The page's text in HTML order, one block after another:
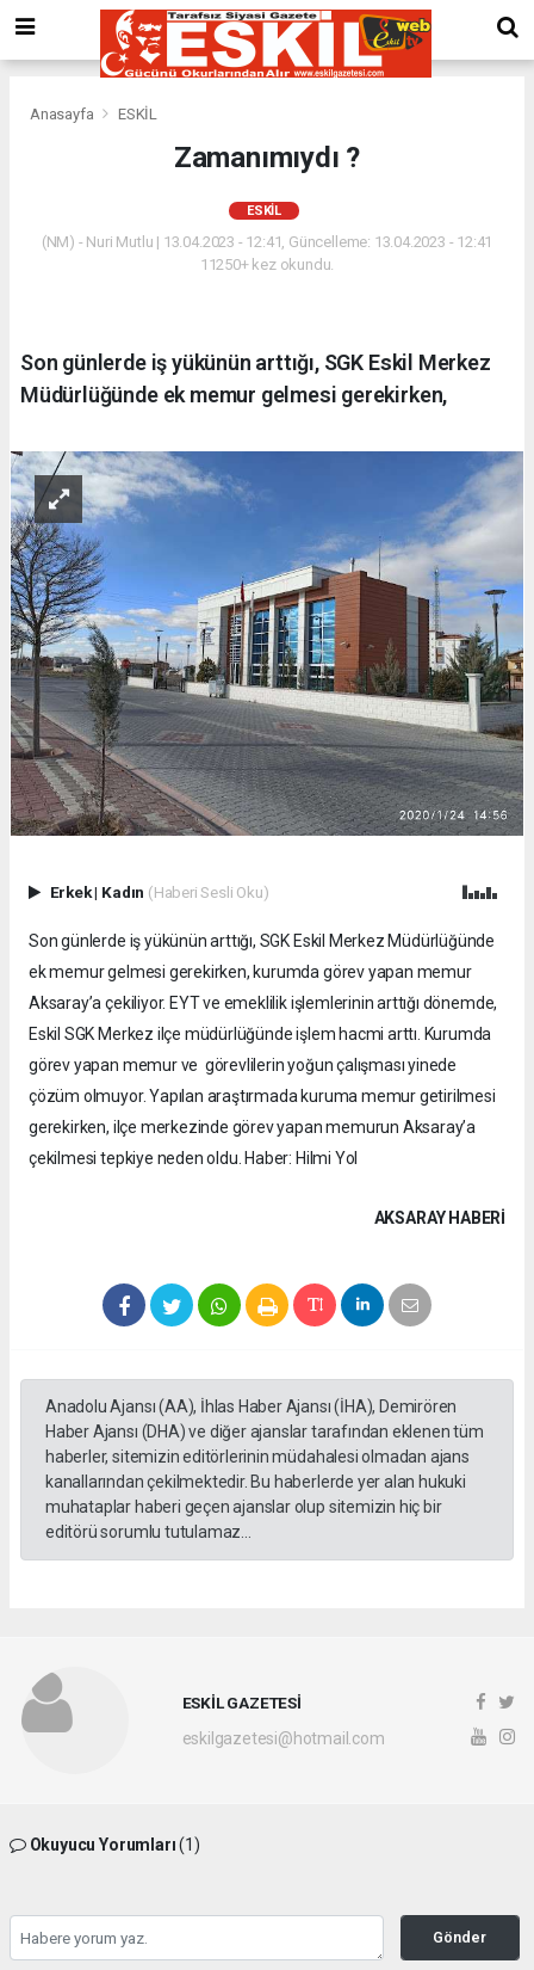
Anasayfa ESKİL
Zamanımıydı ?
ESKİL
(NM) - Nuri Mutlu | 13.04.2023 - 12:41, Güncelleme: 13.04.2023 - 12:41
11250+ kez okundu.
Son günlerde iş yükünün arttığı, SGK Eskil Merkez
Müdürlüğünde ek memur gelmesi gerekirken,
Erkek| Kadın (Haberi Sesli Oku)
Son günlerde iş yükünün arttığı, SGK Eskil Merkez Müdürlüğünde
ek memur gelmesi gerekirken, kurumda görev yapan memur
Aksaray’a çekiliyor. EYT ve emeklilik işlemlerinin arttığı dönemde,
Eskil SGK Merkez ilçe müdürlüğünde işlem hacmi arttı. Kurumda
görev yapan memur ve görevlilerin yoğun çalışması yinede
çözüm olmuyor. Yapılan araştırmada kuruma memur getirilmesi
gerekirken, ilçe merkezinde görev yapan memurun Aksaray’a
çekilmesi tepkiye neden oldu. Haber: Hilmi Yol
AKSARAY HABERİ
Anadolu Ajansı (AA), İhlas Haber Ajansı (İHA), Demirören
Haber Ajansı (DHA) ve diğer ajanslar tarafından eklenen tüm
haberler, sitemizin editörlerinin müdahalesi olmadan ajans
kanallarından çekilmektedir. Bu haberlerde yer alan hukuki
muhataplar haberi geçen ajanslar olup sitemizin hiç bir
editörü sorumlu tutulamaz...
ESKİL GAZETESİ
eskilgazetesi@hotmail.com
Okuyucu Yorumları(1)
Gönder